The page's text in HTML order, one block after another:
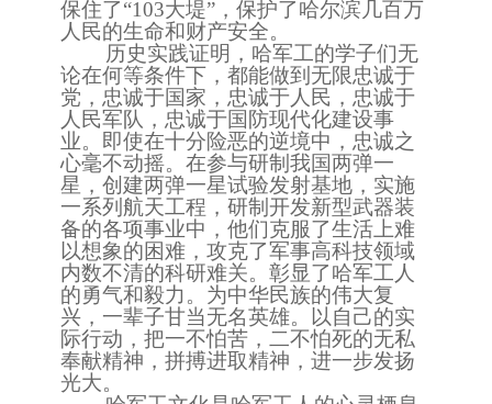
保住了“103大堤”，保护了哈尔滨几百万
人民的生命和财产安全。
历史实践证明，哈军工的学子们无
论在何等条件下，都能做到 无限忠诚于
党，忠诚于国家，忠诚于人民，忠诚于
人民军队 ，忠诚于国防现代化建设事
业。即使在十分险恶的逆境中，忠诚之
心毫不动摇。在参与研制我国两弹一
星，创建两弹一星试验发射基地，实施
一系列航天工程，研制开发新型武器装
备的各项事业中，他们克服了生活上难
以想象的困难，攻克了军事高科技领域
内数不清的科研难关。彰显了哈军工人
的勇气和毅力。为中华民族的伟大复
兴，一辈子甘当无名英雄。以自己的实
际行动，把一不怕苦，二不怕死的无私
奉献精神， 拼搏进取精神，进一步发扬
光大。